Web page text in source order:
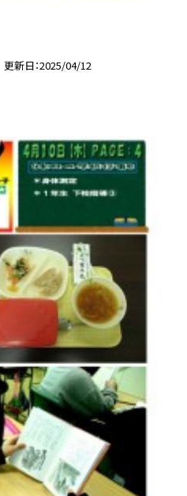
更新日 2025/04/12